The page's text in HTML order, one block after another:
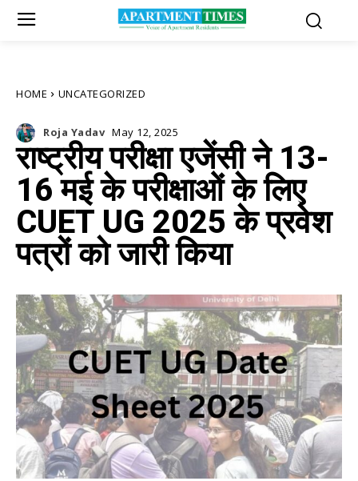
HOME UNCATEGORIZED
Roja Yadav May 12, 2025
राष्ट्रीय परीक्षा एजेंसी ने 13-
16 मई के परीक्षाओं के लिए
CUET UG 2025 के प्रवेश
पत्रों को जारी किया